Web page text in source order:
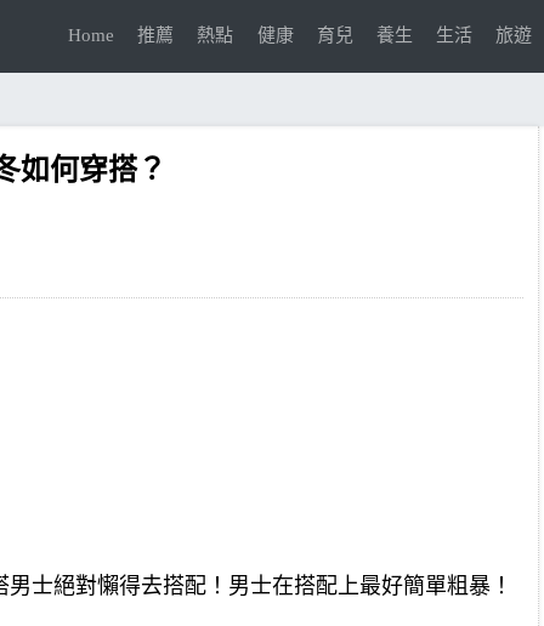
Home 推薦 熱點 健康 育兒 養生 生活 旅遊
如何穿搭？
士絕對懶得去搭配！男士在搭配上最好簡單粗暴！